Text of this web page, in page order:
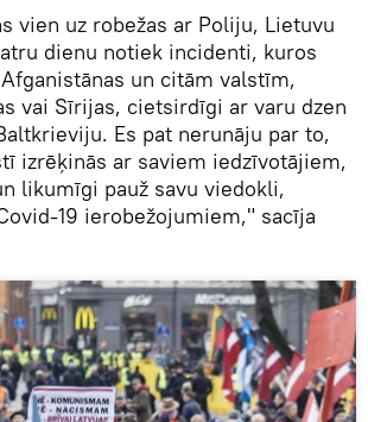
vien uz robežas ar Poliju, Lietuvu
dienu notiek incidenti, kuros
un citām valstīm,
vai Sīrijas, cietsirdīgi ar varu dzen
Es pat nerunāju par to,
izrēķinās ar saviem iedzīvotājiem,
likumīgi pauž savu viedokli,
19 ierobežojumiem," sacīja